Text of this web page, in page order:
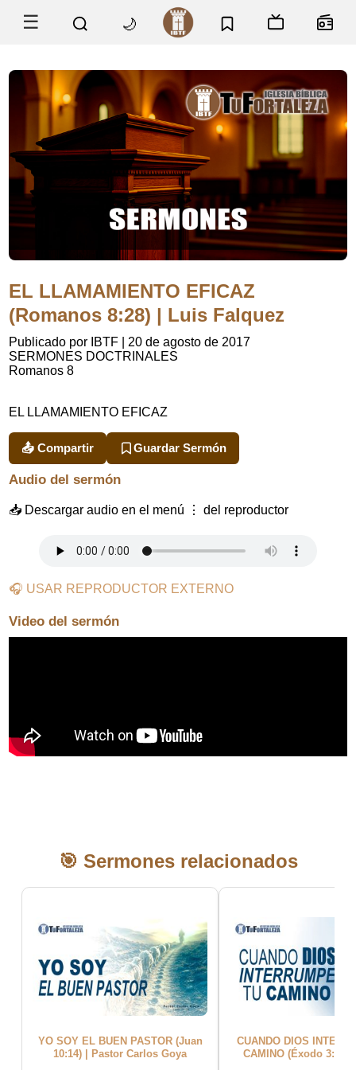
☰ 🌙
EL LLAMAMIENTO EFICAZ
(Romanos 8:28) | Luis Falquez
Publicado por IBTF
20 de agosto de 2017
SERMONES DOCTRINALES
Romanos 8
EL LLAMAMIENTO EFICAZ
📤 Compartir Guardar Sermón
Audio del sermón
📥 Descargar audio en el menú ⋮ del reproductor
🎧 USAR REPRODUCTOR EXTERNO
Video del sermón
🎯 Sermones relacionados
YO SOY EL BUEN PASTOR (Juan
10:14) | Pastor Carlos Goya
CUANDO DIOS
CAMINO (Éxodo 3:14)